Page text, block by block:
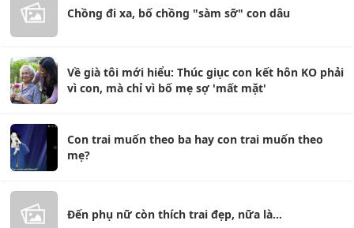
Chồng đi xa, bố chồng "sàm sỡ" con dâu
Về già tôi mới hiểu: Thúc giục con kết hôn KO phải
vì con, mà chỉ vì bố mẹ sợ 'mất mặt'
Con trai muốn theo ba hay con trai muốn theo
mẹ?
Đến phụ nữ còn thích trai đẹp, nữa là...